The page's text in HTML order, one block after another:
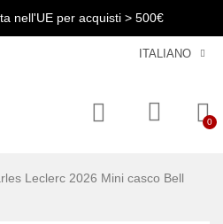
nell'UE per acquisti > 500€
ITALIANO
Leclerc 2026 Mini casco Bell